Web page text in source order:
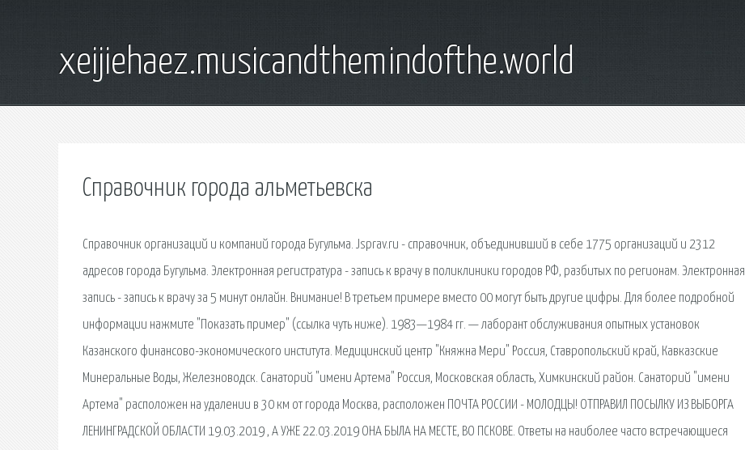
xeijiehaez.musicandthemindofthe.world
Справочник города альметьевска
Cправочник организаций и компаний города Бугульма. Jsprav.ru - справочник, объединивший в себе 1775 организаций и 2312
адресов города Бугульма. Электронная регистратура - запись к врачу в поликлиники городов РФ, разбитых по регионам. Электронная
запись - запись к врачу за 5 минут онлайн. Внимание! В третьем примере вместо 00 могут быть другие цифры. Для более подробной
информации нажмите "Показать пример" (ссылка чуть ниже). 1983—1984 гг. — лаборант обслуживания опытных установок
Казанского финансово-экономического института. Медицинский центр "Княжна Мери" Россия, Ставропольский край, Кавказские
Минеральные Воды, Железноводск. Санаторий "имени Артема" Россия, Московская область, Химкинский район. Санаторий "имени
Артема" расположен на удалении в 30 км от города Москва, расположен ПОЧТА РОССИИ - МОЛОДЦЫ! ОТПРАВИЛ ПОСЫЛКУ ИЗ ВЫБОРГА
ЛЕНИНГРАДСКОЙ ОБЛАСТИ 19.03.2019 , А УЖЕ 22.03.2019 ОНА БЫЛА НА МЕСТЕ, ВО ПСКОВЕ. Ответы на наиболее часто встречающиеся